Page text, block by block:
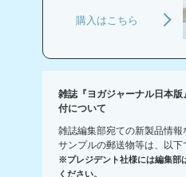
購入はこちら
雑誌『ヨガジャーナル日本
付について
雑誌編集部宛ての新製品情報
サンプルの郵送物等は、以下
※プレジデント社様には編集部
ください。